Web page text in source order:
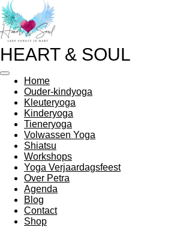
Ga
direct
naar
de
hoofdinhoud
HEART & SOUL
Home
Ouder-kindyoga
Kleuteryoga
Kinderyoga
Tieneryoga
Volwassen Yoga
Shiatsu
Workshops
Yoga Verjaardagsfeest
Over Petra
Agenda
Blog
Contact
Shop